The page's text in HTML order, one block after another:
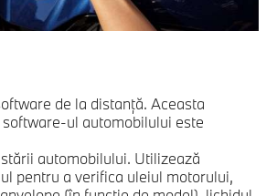
de la distanţă. Aceasta
ul automobilului este
automobilului. Utilizează
pentru a verifica uleiul motorului,